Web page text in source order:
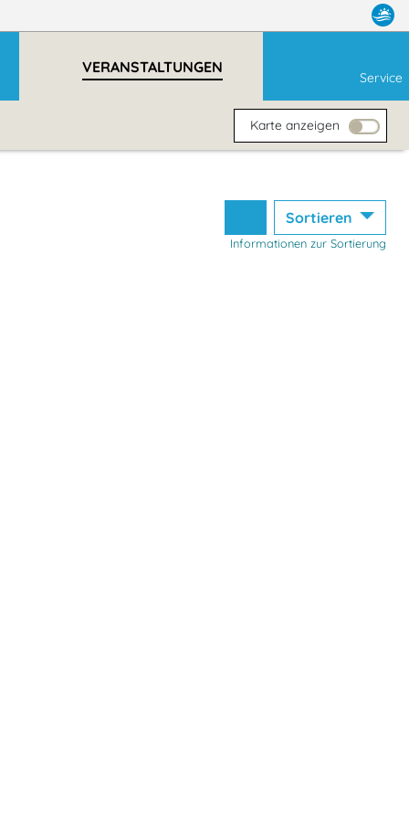
VERANSTALTUNGEN
Service
Karte anzeigen
Sortieren
Informationen zur Sortierung